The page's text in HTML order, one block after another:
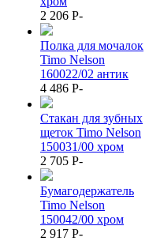
2 206 P-
Полка для мочалок
Timo Nelson
160022/02 антик
4 486 P-
Стакан для зубных
щеток Timo Nelson
150031/00 хром
2 705 P-
Бумагодержатель
Timo Nelson
150042/00 хром
2 917 P-